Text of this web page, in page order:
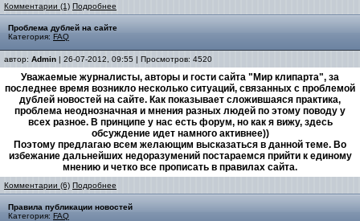
Комментарии (1) Подробнее
Проблема дублей на сайте
Категория: FAQ
автор: Admin | 26-07-2012, 09:55 | Просмотров: 4520
Уважаемые журналисты, авторы и гости сайта "Мир клипарта", за
последнее время возникло несколько ситуаций, связанных с проблемой
дублей новостей на сайте. Как показывает сложившаяся практика,
проблема неоднозначная и мнения разных людей по этому поводу у
всех разное. В принципе у нас есть форум, но как я вижу, здесь
обсуждение идет намного активнее))
Поэтому предлагаю всем желающим высказаться в данной теме. Во
избежание дальнейших недоразумений постараемся прийти к единому
мнению и четко все прописать в правилах сайта.
Комментарии (6) Подробнее
Правила публикации новостей
Категория: FAQ